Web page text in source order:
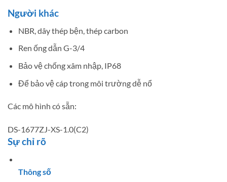
Người khác
NBR, dây thép bện, thép carbon
Ren ống dẫn G-3/4
Bảo vệ chống xâm nhập, IP68
Để bảo vệ cáp trong môi trường dễ nổ
Các mô hình có sẵn:
DS-1677ZJ-XS-1.0(C2)
Sự chỉ rõ
Thông số